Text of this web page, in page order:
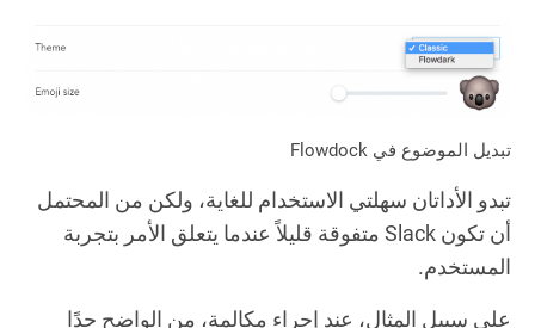
تبديل الموضوع في Flowdock
تبدو الأداتان سهلتي الاستخدام للغاية، ولكن من المحتمل
أن تكون Slack متفوقة قليلاً عندما يتعلق الأمر بتجربة
المستخدم.
على سبيل المثال، عند إجراء مكالمة، من الواضح جدًا